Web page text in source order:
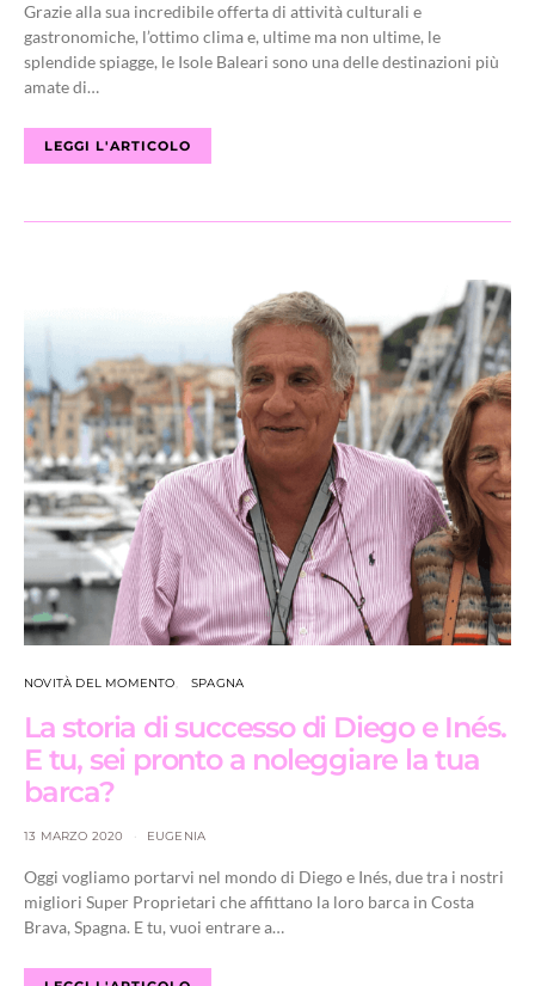
Grazie alla sua incredibile offerta di attività culturali e
gastronomiche, l’ottimo clima e, ultime ma non ultime, le
splendide spiagge, le Isole Baleari sono una delle destinazioni più
amate di…
LEGGI L'ARTICOLO
NOVITÀ DEL MOMENTO SPAGNA
La storia di successo di Diego e Inés.
E tu, sei pronto a noleggiare la tua
barca?
13 MARZO 2020 EUGENIA
Oggi vogliamo portarvi nel mondo di Diego e Inés, due tra i nostri
migliori Super Proprietari che affittano la loro barca in Costa
Brava, Spagna. E tu, vuoi entrare a…